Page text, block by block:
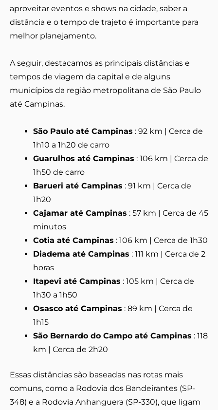
aproveitar eventos e shows na cidade, saber a
distância e o tempo de trajeto é importante para
melhor planejamento.
A seguir, destacamos as principais distâncias e
tempos de viagem da capital e de alguns
municípios da região metropolitana de São Paulo
até Campinas.
São Paulo até Campinas : 92 km | Cerca de
1h10 a 1h20 de carro
Guarulhos até Campinas : 106 km | Cerca de
1h50 de carro
Barueri até Campinas : 91 km | Cerca de
1h20
Cajamar até Campinas : 57 km | Cerca de 45
minutos
Cotia até Campinas : 106 km | Cerca de 1h30
Diadema até Campinas : 111 km | Cerca de 2
horas
Itapevi até Campinas : 105 km | Cerca de
1h30 a 1h50
Osasco até Campinas : 89 km | Cerca de
1h15
São Bernardo do Campo até Campinas : 118
km | Cerca de 2h20
Essas distâncias são baseadas nas rotas mais
comuns, como a Rodovia dos Bandeirantes (SP-
348) e a Rodovia Anhanguera (SP-330), que ligam